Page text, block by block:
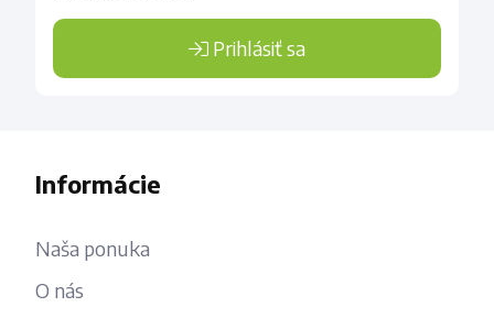
Prihlásiť sa
Informácie
Naša ponuka
O nás